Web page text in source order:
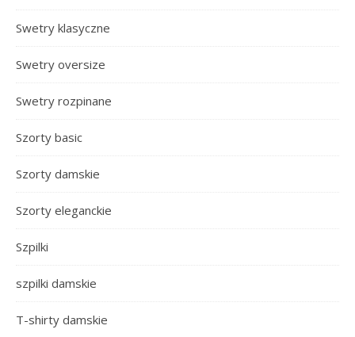
Swetry klasyczne
Swetry oversize
Swetry rozpinane
Szorty basic
Szorty damskie
Szorty eleganckie
Szpilki
szpilki damskie
T-shirty damskie